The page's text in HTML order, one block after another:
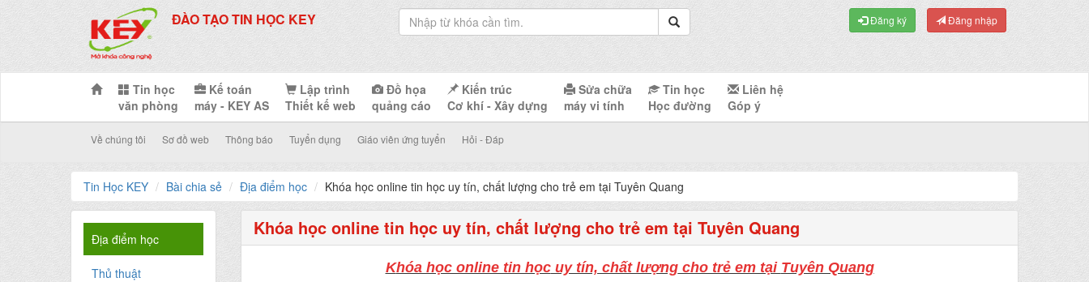
ĐÀO TẠO TIN HỌC KEY Đăng ký Đăng nhập
Tin học
văn phòng
Kế toán
máy - KEY AS
Lập trình
Thiết kế web
Đồ họa
quảng cáo
Kiến trúc
Cơ khí - Xây dựng
Sửa chữa
máy vi tính
Tin học
Học đường
Liên hệ
Góp ý
Về chúng tôi Sơ đồ web Thông báo Tuyển dụng Giáo viên ứng tuyển Hỏi - Đáp
Tin Học KEY Bài chia sẻ Địa điểm học Khóa học online tin học uy tín, chất lượng cho trẻ em tại Tuyên Quang
Địa điểm học
Thủ thuật
Khóa học online tin học uy tín, chất lượng cho trẻ em tại Tuyên Quang
Khóa học online tin họcuy tín, chất lượngcho trẻ em tại Tuyên Quang